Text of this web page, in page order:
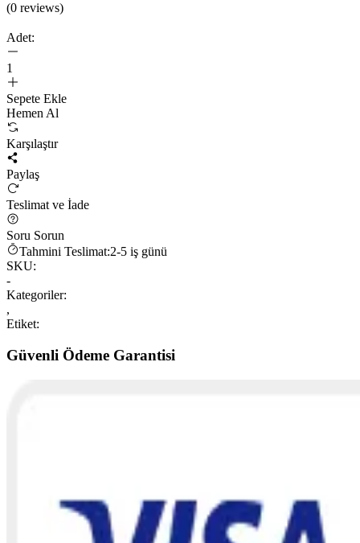
(0 reviews)
Adet:
1
Sepete Ekle
Hemen Al
Karşılaştır
Paylaş
Teslimat ve İade
Soru Sorun
Tahmini Teslimat:2-5 iş günü
SKU:
-
Kategoriler:
,
Etiket:
Güvenli Ödeme Garantisi